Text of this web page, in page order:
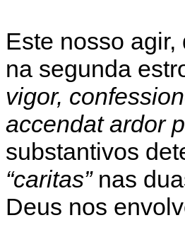
Este nosso
na segunda
vigor,
accendat ardor
substantivos
“caritas”nas
Deus nos